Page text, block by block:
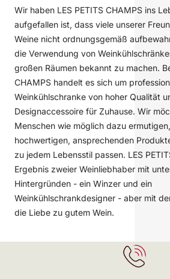
Wir haben LES PETITS CHAMPS ins
aufgefallen ist, dass viele unserer
Weine nicht ordnungsgemäß
die Verwendung von
großen Räumen bekannt zu machen.
CHAMPS handelt es sich um
Weinkühlschranke von hoher Qualität
Designaccessoire für Zuhause. Wir
Menschen wie möglich dazu
hochwertigen, ansprechenden
zu jedem Lebensstil passen. LES
Ergebnis zweier Weinliebhaber mit
Hintergründen - ein Winzer und ein
Weinkühlschrankdesigner - aber mit
die Liebe zu gutem Wein.